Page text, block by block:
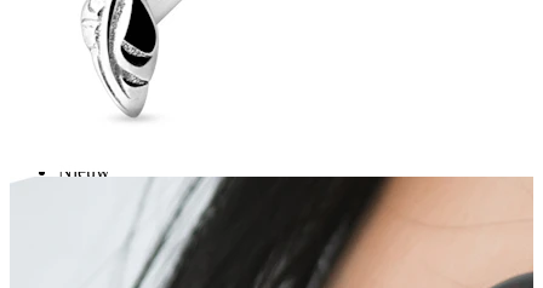
Shop Titanium
Nieuw
Koop 4, betaal 3Shop Bodymod Moments